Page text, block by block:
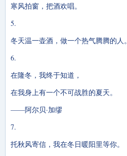
寒风拍窗，把酒欢唱。
5.
冬天温一壶酒，做一个热气腾腾的人。
6.
在隆冬，我终于知道，
在我身上有一个不可战胜的夏天。
——阿尔贝·加缪
7.
托秋风寄信，我在冬日暖阳里等你。